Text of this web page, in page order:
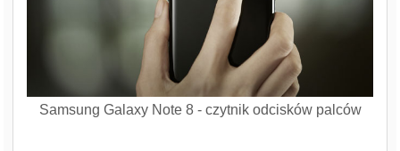
Samsung Galaxy Note 8 - czytnik odcisków palców